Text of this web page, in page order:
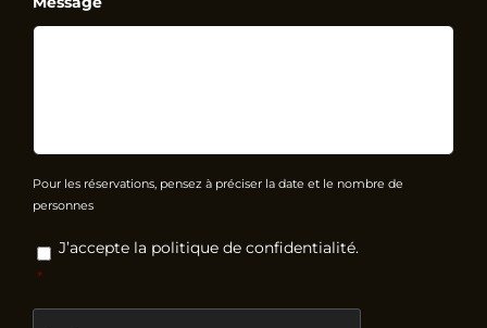
Pour les réservations, pensez à préciser la date et le nombre de
personnes
RGPD *
J’accepte la politique de confidentialité.
*